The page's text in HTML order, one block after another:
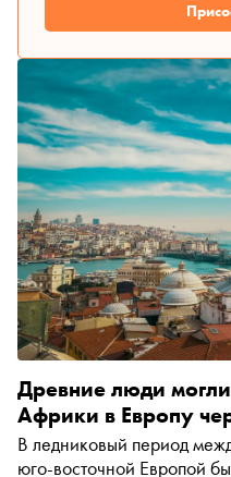
Древние люди
Африки в Европу
В ледниковый период
юго-восточной Европой